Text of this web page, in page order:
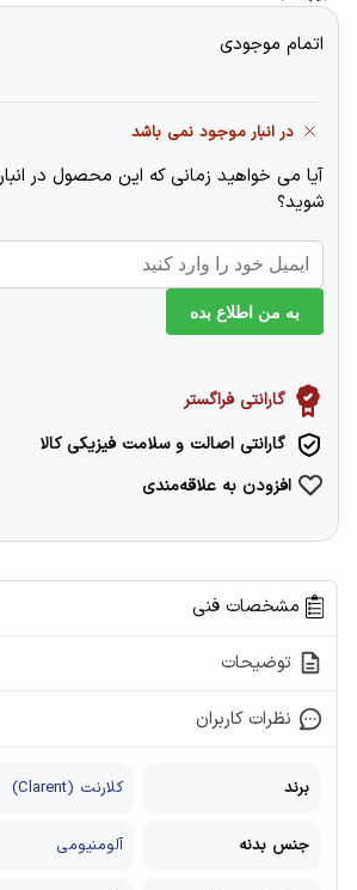
اتمام موجودی
در انبار موجود نمی باشد
آیا می خواهید زمانی که این محصول در
شوید؟
به من اطلاع بده
گارانتی فراگستر
گارانتی اصالت و سلامت فیزیکی کالا
افزودن به علاقه‌مندی
مشخصات فنی
توضیحات
نظرات کاربران
برند کلارنت (Clarent)
جنس بدنه آلومنیومی